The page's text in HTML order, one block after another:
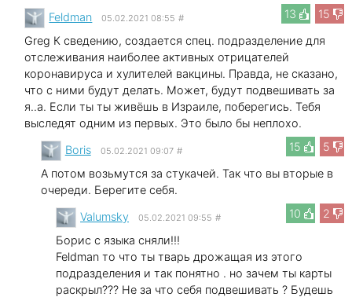
13
15
Feldman 05.02.2021 08:55 #
Greg К сведению, создается спец. подразделение для
отслеживания наиболее активных отрицателей
коронавируса и хулителей вакцины. Правда, не сказано,
что с ними будут делать. Может, будут подвешивать за
я..а. Если ты ты живёшь в Израиле, поберегись. Тебя
выследят одним из первых. Это было бы неплохо.
15
5
Boris 05.02.2021 09:07 #
А потом возьмутся за стукачей. Так что вы вторые в
очереди. Берегите себя.
10
2
Valumsky 05.02.2021 09:55 #
Борис с языка сняли!!!
Feldman то что ты тварь дрожащая из этого
подразделения и так понятно . но зачем ты карты
раскрыл??? Не за что себя подвешивать ? Будешь